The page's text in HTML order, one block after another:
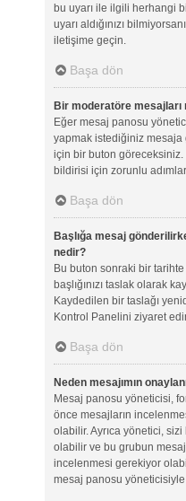
bu uyarı ile ilgili herhangi
uyarı aldığınızı
iletişime geçin.
Başa dön
Bir moderatöre mesajları
Eğer mesaj panosu
yapmak istediğiniz
için bir buton göreceksiniz.
bildirisi için zorunlu
Başa dön
Başlığa mesaj
nedir?
Bu buton sonraki bir
başlığınızı taslak olarak
Kaydedilen bir taslağı
Kontrol Panelini ziyaret
Başa dön
Neden mesajımın
Mesaj panosu yöneticisi,
önce mesajların
olabilir. Ayrıca yönetici,
olabilir ve bu grubun
incelenmesi gerekiyor
mesaj panosu